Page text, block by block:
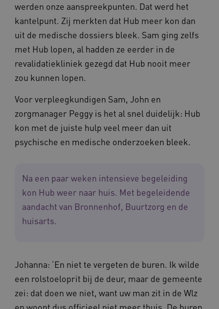
werden onze aanspreekpunten. Dat werd het
kantelpunt. Zij merkten dat Hub meer kon dan
uit de medische dossiers bleek. Sam ging zelfs
met Hub lopen, al hadden ze eerder in de
revalidatiekliniek gezegd dat Hub nooit meer
zou kunnen lopen.
Voor verpleegkundigen Sam, John en
zorgmanager Peggy is het al snel duidelijk: Hub
kon met de juiste hulp veel meer dan uit
psychische en medische onderzoeken bleek.
Na een paar weken intensieve begeleiding
kon Hub weer naar huis. Met begeleidende
aandacht van Bronnenhof, Buurtzorg en de
huisarts.
Johanna: ‘En niet te vergeten de buren. Ik wilde
een rolstoeloprit bij de deur, maar de gemeente
zei: dat doen we niet, want uw man zit in de Wlz
AWSALBCORS
Amazon.com Inc.
__Secure-YNID
FPLC .waardigheidentrots.nl
.waardigheidentrots.nl
maand
Naam Provider /Domein
FPID
Google
.waardigheidentrots.nl
1 jaar 1